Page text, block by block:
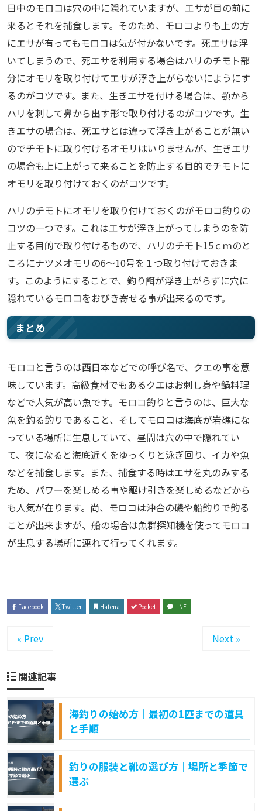
日中のモロコは穴の中に隠れていますが、エサが目の前に
来るとそれを捕食します。そのため、モロコよりも上の方
にエサが有ってもモロコは気が付かないです。死エサは浮
いてしまうので、死エサを利用する場合はハリのチモト部
分にオモリを取り付けてエサが浮き上がらないにようにす
るのがコツです。また、生きエサを付ける場合は、顎から
ハリを刺して鼻から出す形で取り付けるのがコツです。生
きエサの場合は、死エサとは違って浮き上がることが無い
のでチモトに取り付けるオモリはいりませんが、生きエサ
の場合も上に上がって来ることを防止する目的でチモトに
オモリを取り付けておくのがコツです。
ハリのチモトにオモリを取り付けておくのがモロコ釣りの
コツの一つです。これはエサが浮き上がってしまうのを防
止する目的で取り付けるもので、ハリのチモト15ｃｍのと
ころにナツメオモリの6～10号を１つ取り付けておきま
す。このようにすることで、釣り餌が浮き上がらずに穴に
隠れているモロコをおびき寄せる事が出来るのです。
まとめ
モロコと言うのは西日本などでの呼び名で、クエの事を意
味しています。高級食材でもあるクエはお刺し身や鍋料理
などで人気が高い魚です。モロコ釣りと言うのは、巨大な
魚を釣る釣りであること、そしてモロコは海底が岩礁にな
っている場所に生息していて、昼間は穴の中で隠れてい
て、夜になると海底近くをゆっくりと泳ぎ回り、イカや魚
などを捕食します。また、捕食する時はエサを丸のみする
ため、パワーを楽しめる事や駆け引きを楽しめるなどから
も人気が在ります。尚、モロコは沖合の磯や船釣りで釣る
ことが出来ますが、船の場合は魚群探知機を使ってモロコ
が生息する場所に連れて行ってくれます。
Facebook Twitter Hatena Pocket LINE
« Prev Next »
関連記事
海釣りの始め方｜最初の1匹までの道具
と手順
釣りの服装と靴の選び方｜場所と季節で
選ぶ